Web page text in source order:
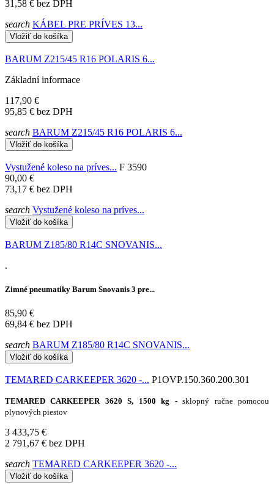
31,58 € bez DPH
search KÁBEL PRE PRÍVES 13...
Vložiť do košíka
BARUM Z215/45 R16 POLARIS 6...
Základní informace
117,90 €
95,85 € bez DPH
search BARUM Z215/45 R16 POLARIS 6...
Vložiť do košíka
Vystužené koleso na príves... F 3590
90,00 €
73,17 € bez DPH
search Vystužené koleso na príves...
Vložiť do košíka
BARUM Z185/80 R14C SNOVANIS...
.
Zimné pneumatiky Barum Snovanis 3 pre...
85,90 €
69,84 € bez DPH
search BARUM Z185/80 R14C SNOVANIS...
Vložiť do košíka
TEMARED CARKEEPER 3620 -... P1OVP.150.360.200.301
TEMARED CARKEEPER 3620 S, 1500 kg -sklopný ručne pomocou
plynových piestov
3 433,75 €
2 791,67 € bez DPH
search TEMARED CARKEEPER 3620 -...
Vložiť do košíka